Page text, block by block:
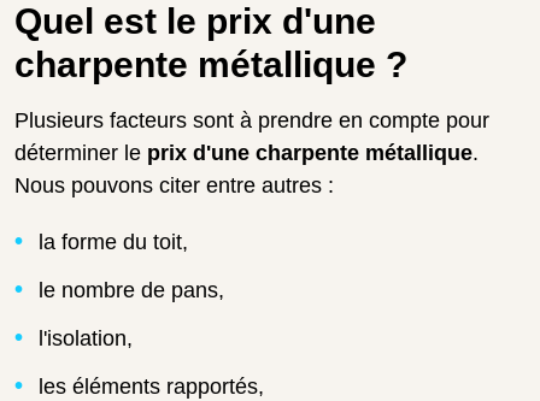
Quel est le prix d'une
charpente métallique ?
Plusieurs facteurs sont à prendre en compte pour
déterminer le prix d'une charpente métallique.
Nous pouvons citer entre autres :
la forme du toit,
le nombre de pans,
l'isolation,
les éléments rapportés,